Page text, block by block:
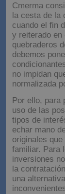
Cmerma
la cesta de la
cuando el fin
y reiterado en
quebraderos
debemos
no impidan
normalizada
Por ello, para
uso de las
tipos de
echar mano
originales
familiar. Para
inversiones
la
una